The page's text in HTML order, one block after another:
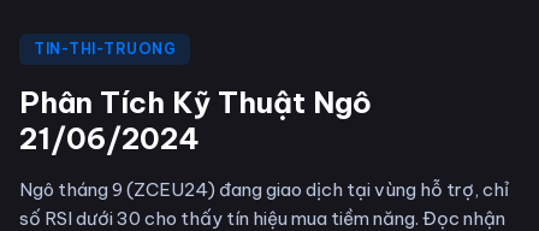
TIN-THI-TRUONG
Phân Tích Kỹ Thuật Ngô
21/06/2024
Ngô tháng 9 (ZCEU24) đang giao dịch tại vùng hỗ trợ, chỉ
số RSI dưới 30 cho thấy tín hiệu mua tiềm năng. Đọc nhận